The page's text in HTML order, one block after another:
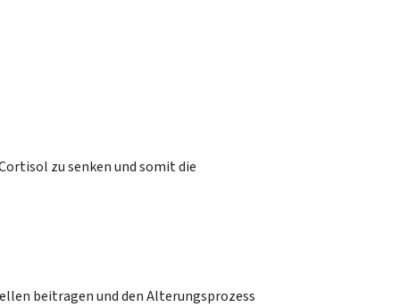
zu senken und somit die
beitragen und den Alterungsprozess